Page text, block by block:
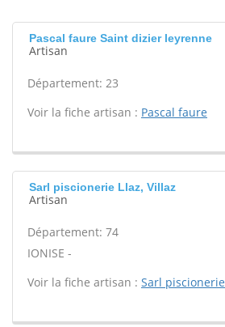
Pascal faure Saint dizier leyrenne
Artisan
Département: 23
Voir la fiche artisan : Pascal faure
Sarl piscionerie Llaz, Villaz
Artisan
Département: 74
IONISE -
Voir la fiche artisan : Sarl piscionerie